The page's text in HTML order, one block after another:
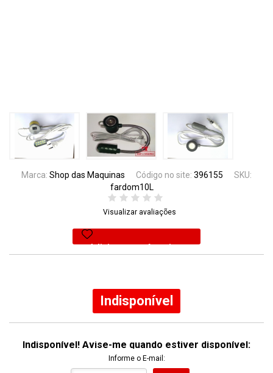
Marca: Shop das Maquinas Código no site: 396155
SKU:
fardom10L
Visualizar avaliações
Adicionar aos favoritos
Indisponível
Indisponível! Avise-me quando estiver disponível:
Informe o E-mail: